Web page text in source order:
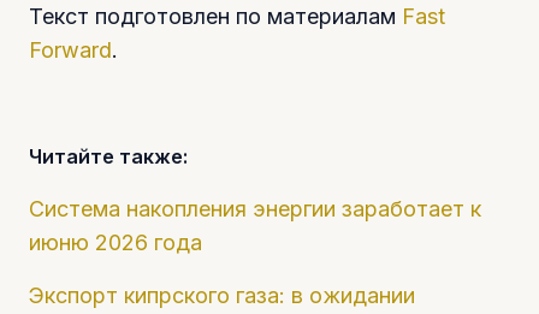
Текст подготовлен по материалам Fast
Forward.
Читайте также:
Система накопления энергии заработает к
июню 2026 года
Экспорт кипрского газа: в ожидании